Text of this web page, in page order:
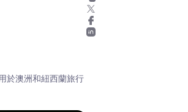
於澳洲和紐西蘭旅行